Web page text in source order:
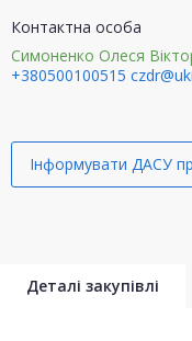
Контактна особа
Симоненко Олеся
+380500100515
Інформувати ДАСУ
Деталі закупівлі